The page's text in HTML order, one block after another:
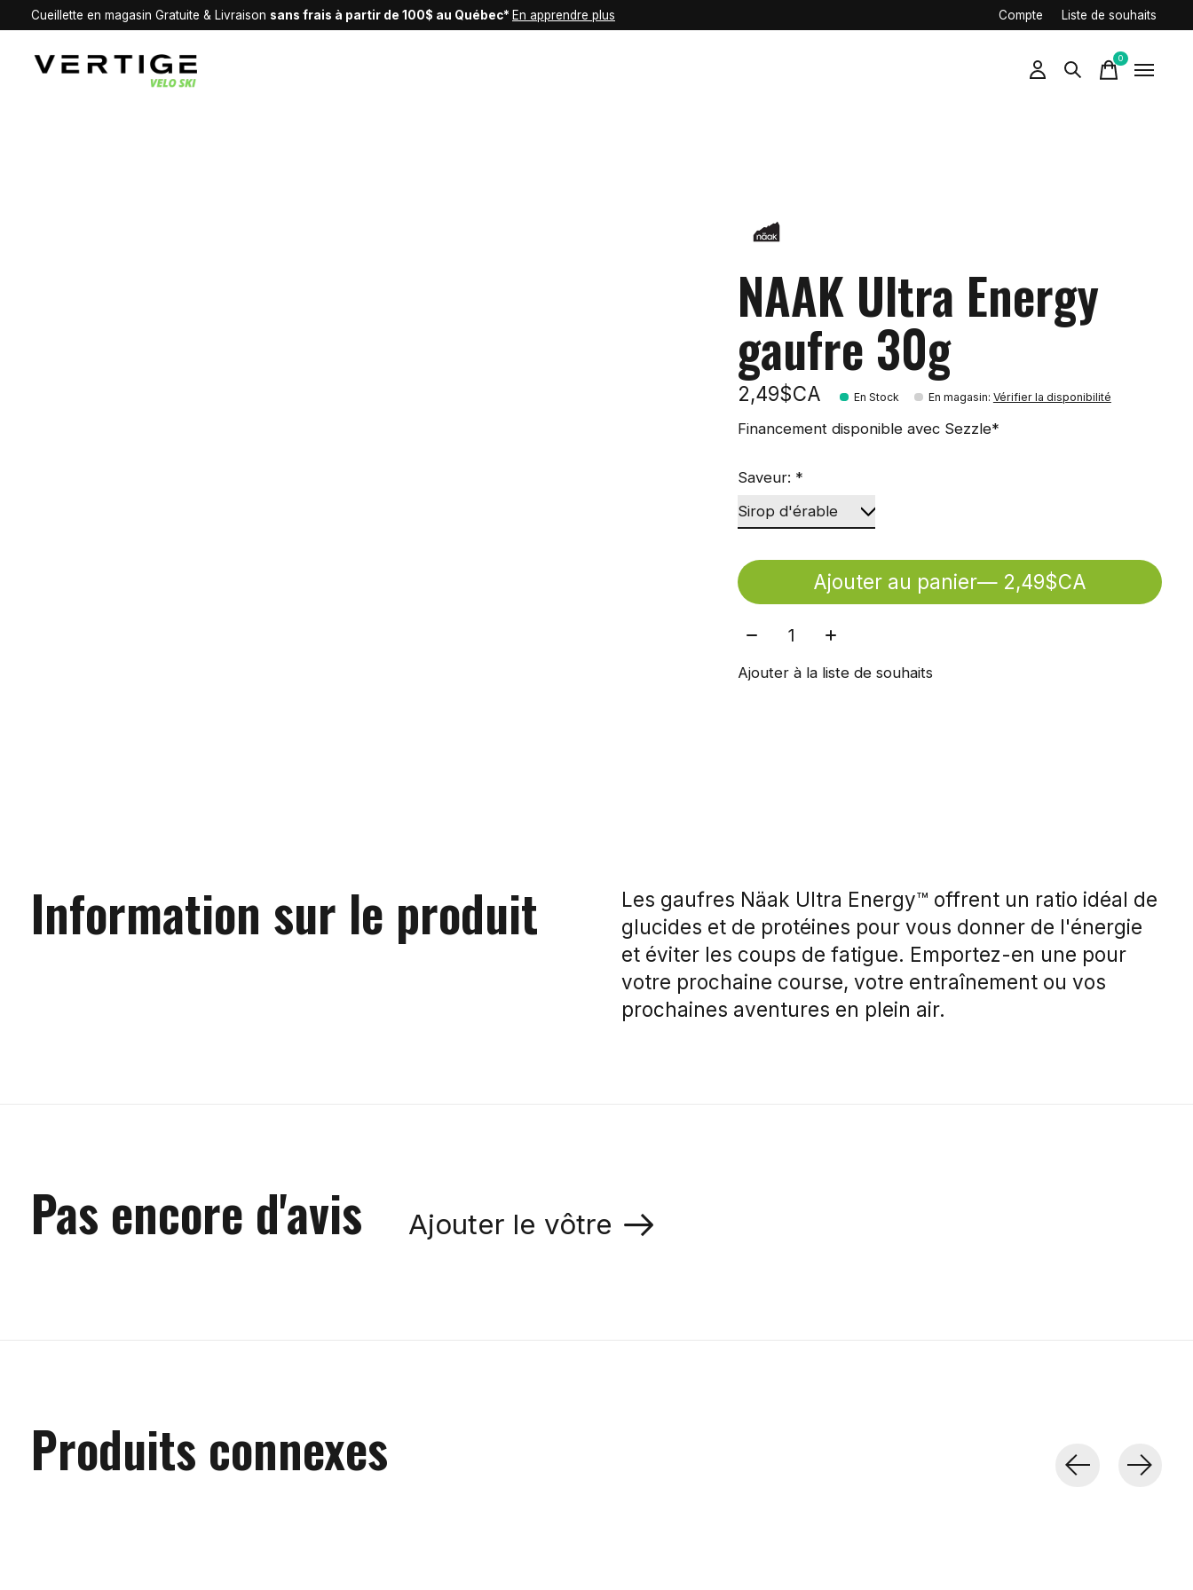
Cueillette en magasin Gratuite & Livraison sans frais à partir de 100$ au Québec* En apprendre plus Compte Liste de souhaits
0items
NAAK Ultra Energy
gaufre 30g
2,49$CA En Stock En magasin: Vérifier la disponibilité
Financement disponible avec Sezzle*
Saveur: *
Ajouter au panier
— 2,49$CA
Quantité:
Ajouter à la liste de souhaits
Information sur le produit
Les gaufres Näak Ultra Energy™ offrent un ratio idéal de
glucides et de protéines pour vous donner de l'énergie
et éviter les coups de fatigue. Emportez-en une pour
votre prochaine course, votre entraînement ou vos
prochaines aventures en plein air.
Pas encore d'avis Ajouter le vôtre
Produits connexes